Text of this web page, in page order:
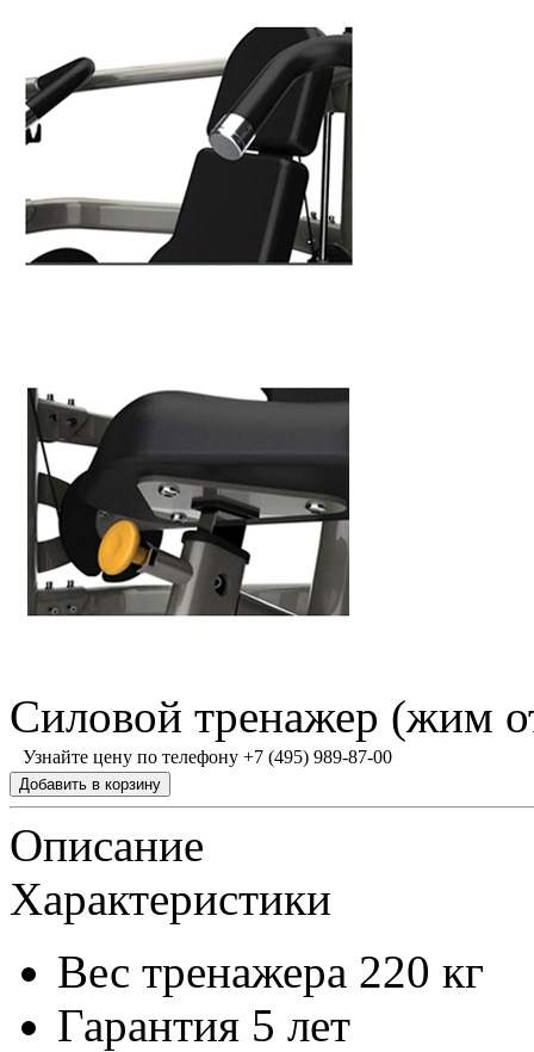
Силовой тренажер (жим
Узнайте цену по телефону +7 (495) 989-87-00
Описание
Характеристики
Вес тренажера 220 кг
Гарантия 5 лет